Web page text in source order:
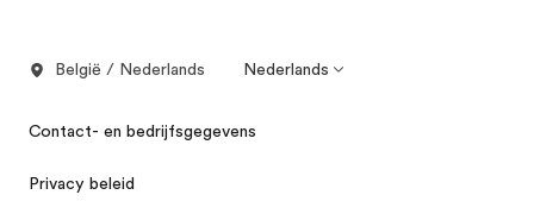
België / Nederlands Nederlands
Contact- en bedrijfsgegevens
Privacy beleid